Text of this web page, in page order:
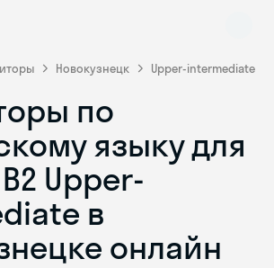
Новокузнецк Upper-intermediate
по
языку для
Upper-
в
онлайн